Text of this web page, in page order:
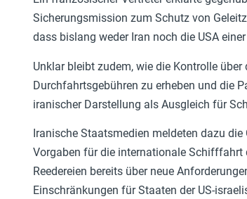
Sicherungsmission zum Schutz von
dass bislang weder Iran noch die USA
Unklar bleibt zudem, wie die Kontrolle
Durchfahrtsgebühren zu erheben und die
iranischer Darstellung als Ausgleich für
Iranische Staatsmedien meldeten dazu
Vorgaben für die internationale Schifffahrt
Reedereien bereits über neue
Einschränkungen für Staaten der US-